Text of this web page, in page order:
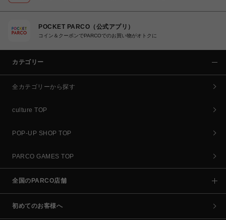
POCKET PARCO（公式アプリ）
コイン＆クーポンでPARCOでのお買い物がオトクに
カテゴリー
全カテゴリーから探す
culture TOP
POP-UP SHOP TOP
PARCO GAMES TOP
全国のPARCO店舗
初めてのお客様へ